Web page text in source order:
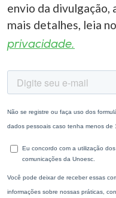
envio da divulgação,
mais detalhes, leia
privacidade.